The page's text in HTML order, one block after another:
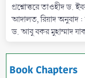
প্রশ্নোত্তরে তাওহীদ ড.
আদালত, রিয়াদ অনুবাদ :
ড. আবু বকর মুহাম্মাদ
Book Chapters